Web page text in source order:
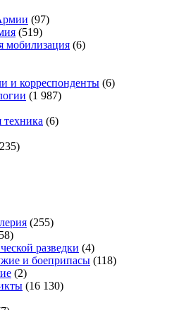
(97)
(519)
мобилизация (6)
и корреспонденты (6)
(1 987)
(6)
(255)
разведки (4)
и боеприпасы (118)
(2)
(16 130)